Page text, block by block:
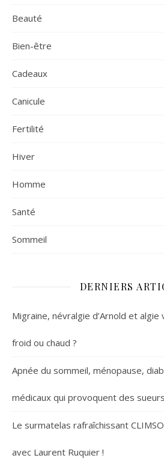
Beauté
Bien-être
Cadeaux
Canicule
Fertilité
Hiver
Homme
Santé
Sommeil
DERNIERS
Migraine, névralgie d’Arnold et algie
froid ou chaud ?
Apnée du sommeil, ménopause,
médicaux qui provoquent des
Le surmatelas rafraîchissant
avec Laurent Ruquier !